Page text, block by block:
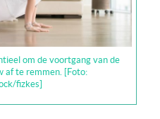
om de voortgang van de
af te remmen. [Foto:
fizkes]